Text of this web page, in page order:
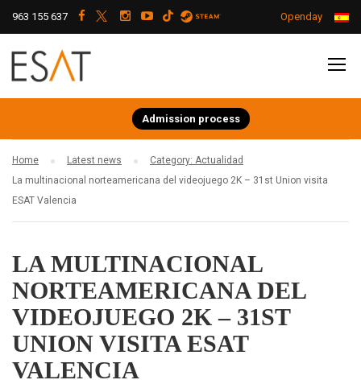
Admission process
963 155 637 Openday
Home Latest news
Category: Actualidad
La multinacional norteamericana del videojuego 2K – 31st Union visita
ESAT Valencia
LA MULTINACIONAL
NORTEAMERICANA DEL
VIDEOJUEGO 2K – 31ST
UNION VISITA ESAT
VALENCIA